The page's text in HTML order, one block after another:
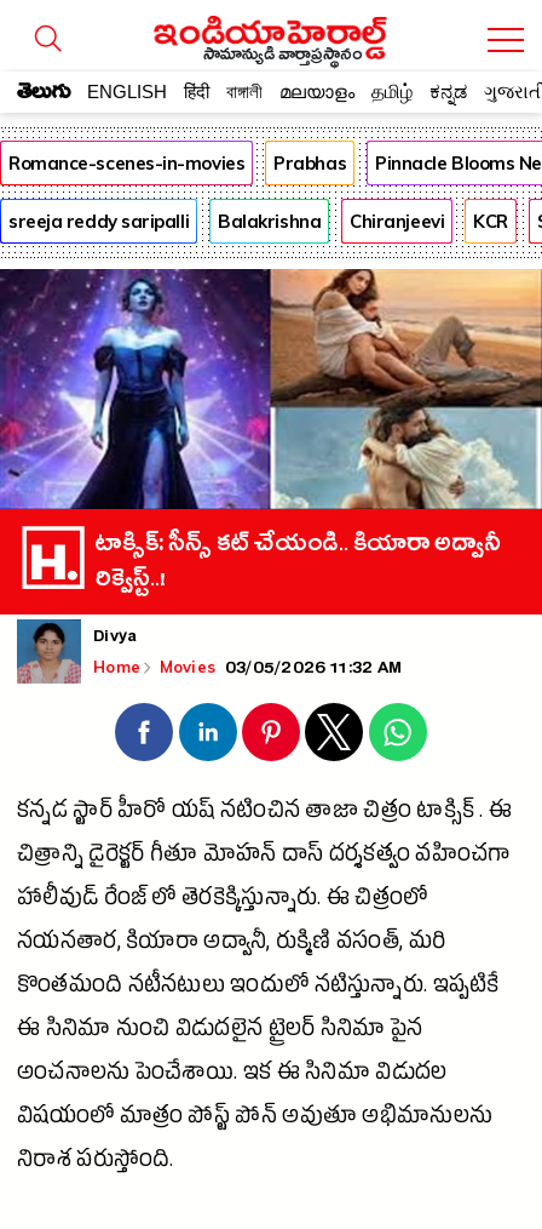
సామాన్యుడి వార్తాప్రస్థానం
తెలుగు ENGLISH हिंदी বাঙ্গালী മലയാളം தமிழ் ಕನ್ನಡ
Romance-scenes-in-movies Prabhas Pinnacle Blooms
sreeja reddy saripalli Balakrishna Chiranjeevi KCR
టాక్సిక్: సీన్స్ కట్ చేయండి.. కియారా అద్వానీ
రిక్వెస్ట్..!
Divya
Home Movies 03/05/2026 11:32 AM
కన్నడ స్టార్హీరో యష్ నటించిన తాజా చిత్రం టాక్సిక్ . ఈ
చిత్రాన్నిడైరెక్టర్ గీతూ మోహన్ దాస్ దర్శకత్వం వహించగా
హాలీవుడ్ రేంజ్ లో తెరకెక్కిస్తున్నారు. ఈ చిత్రంలో
నయనతార,కియారా అద్వానీ, రుక్మిణి వసంత్, మరి
కొంతమంది నటీనటులు ఇందులో నటిస్తున్నారు. ఇప్పటికే
ఈ సినిమా నుంచి విడుదలైన ట్రైలర్సినిమా పైన
అంచనాలను పెంచేశాయి. ఇక ఈసినిమా విడుదల
విషయంలో మాత్రం పోస్ట్ పోన్ అవుతూ అభిమానులను
నిరాశ పరుస్తోంది.